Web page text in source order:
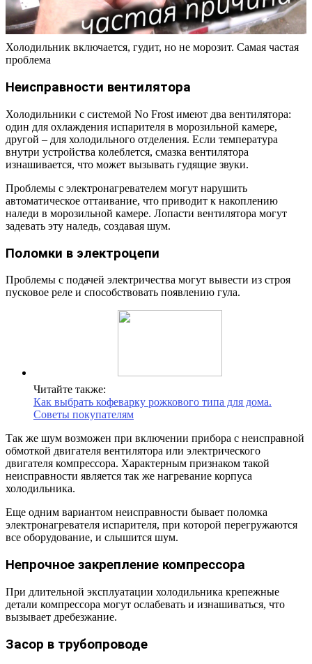
Холодильник включается, гудит, но не морозит. Самая частая
проблема
Неисправности вентилятора
Холодильники с системой No Frost имеют два вентилятора:
один для охлаждения испарителя в морозильной камере,
другой – для холодильного отделения. Если температура
внутри устройства колеблется, смазка вентилятора
изнашивается, что может вызывать гудящие звуки.
Проблемы с электронагревателем могут нарушить
автоматическое оттаивание, что приводит к накоплению
наледи в морозильной камере. Лопасти вентилятора могут
задевать эту наледь, создавая шум.
Поломки в электроцепи
Проблемы с подачей электричества могут вывести из строя
пусковое реле и способствовать появлению гула.
Читайте также:
Как выбрать кофеварку рожкового типа для дома.
Советы покупателям
Так же шум возможен при включении прибора с неисправной
обмоткой двигателя вентилятора или электрического
двигателя компрессора. Характерным признаком такой
неисправности является так же нагревание корпуса
холодильника.
Еще одним вариантом неисправности бывает поломка
электронагревателя испарителя, при которой перегружаются
все оборудование, и слышится шум.
Непрочное закрепление компрессора
При длительной эксплуатации холодильника крепежные
детали компрессора могут ослабевать и изнашиваться, что
вызывает дребезжание.
Засор в трубопроводе